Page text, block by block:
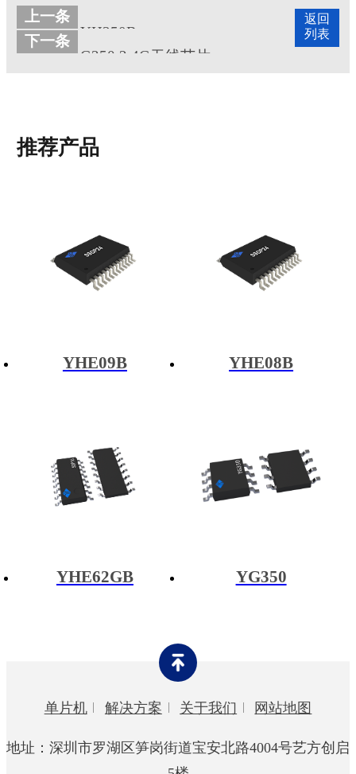
返回
列表
上一条
YH350B
下一条
G350 2.4G无线芯片
推荐产品
YHE09B YHE08B
YHE62GB YG350
单片机 解决方案 关于我们 网站地图
地址：深圳市罗湖区笋岗街道宝安北路4004号艺方创启